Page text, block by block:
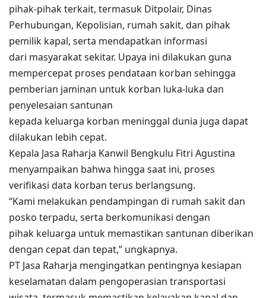
pihak-pihak terkait, termasuk Ditpolair, Dinas
Perhubungan, Kepolisian, rumah sakit, dan pihak
pemilik kapal, serta mendapatkan informasi
dari masyarakat sekitar. Upaya ini dilakukan guna
mempercepat proses pendataan korban sehingga
pemberian jaminan untuk korban luka-luka dan
penyelesaian santunan
kepada keluarga korban meninggal dunia juga dapat
dilakukan lebih cepat.
Kepala Jasa Raharja Kanwil Bengkulu Fitri Agustina
menyampaikan bahwa hingga saat ini, proses
verifikasi data korban terus berlangsung.
“Kami melakukan pendampingan di rumah sakit dan
posko terpadu, serta berkomunikasi dengan
pihak keluarga untuk memastikan santunan diberikan
dengan cepat dan tepat,” ungkapnya.
PT Jasa Raharja mengingatkan pentingnya kesiapan
keselamatan dalam pengoperasian transportasi